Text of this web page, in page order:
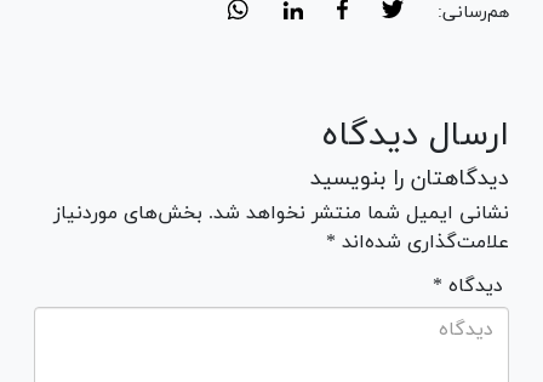
هم‌رسانی:
ارسال دیدگاه
دیدگاهتان را بنویسید
نشانی ایمیل شما منتشر نخواهد شد. بخش‌های موردنیاز
علامت‌گذاری شده‌اند *
* دیدگاه